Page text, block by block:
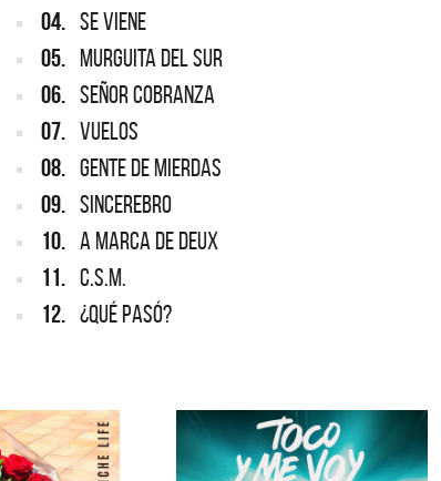
04. SE VIENE
05. MURGUITA DEL SUR
06. SEÑOR COBRANZA
07. VUELOS
08. GENTE DE MIERDAS
09. SINCEREBRO
10. A MARCA DE DEUX
11. C.S.M.
12. ¿QUÉ PASÓ?